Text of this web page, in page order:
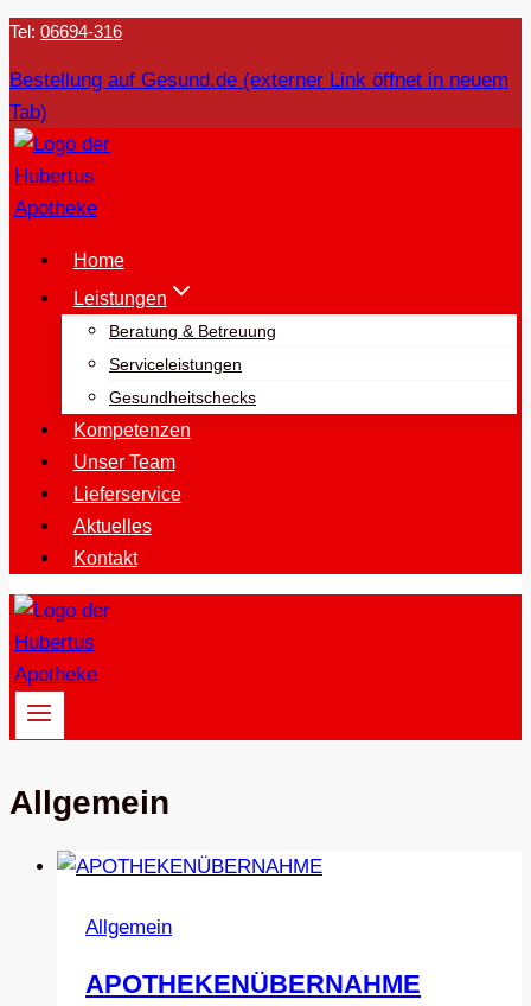
Tel: 06694-316
Bestellung auf Gesund.de (externer Link öffnet in neuem
Tab)
Home
Leistungen
Beratung & Betreuung
Serviceleistungen
Gesundheitschecks
Kompetenzen
Unser Team
Lieferservice
Aktuelles
Kontakt
Allgemein
Allgemein
APOTHEKENÜBERNAHME